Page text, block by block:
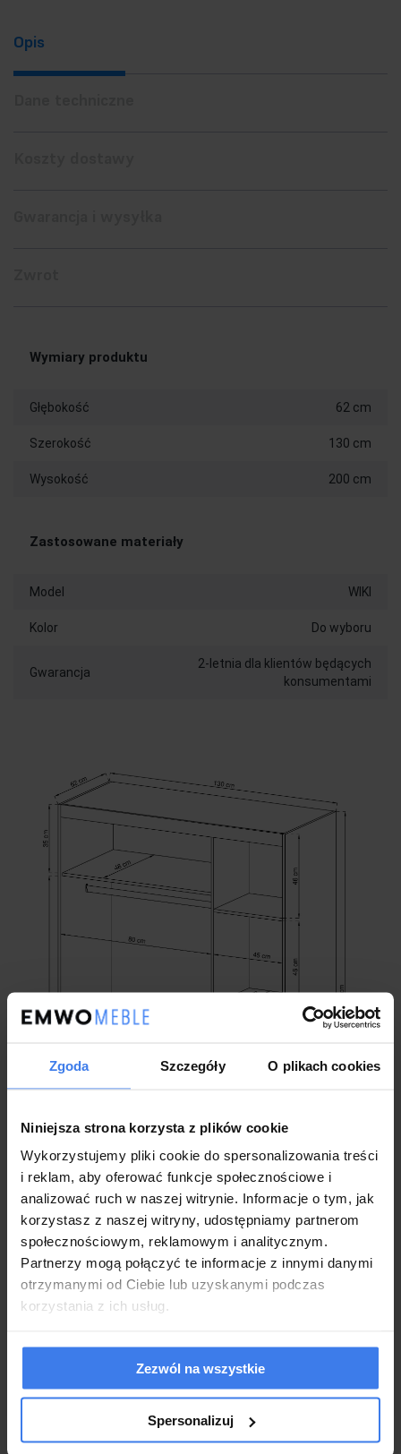
Zgoda Szczegóły O plikach cookies
Niniejsza strona korzysta z plików cookie
Wykorzystujemy pliki cookie do spersonalizowania treści
i reklam, aby oferować funkcje społecznościowe i
analizować ruch w naszej witrynie. Informacje o tym, jak
korzystasz z naszej witryny, udostępniamy partnerom
społecznościowym, reklamowym i analitycznym.
Partnerzy mogą połączyć te informacje z innymi danymi
otrzymanymi od Ciebie lub uzyskanymi podczas
korzystania z ich usług.
Zezwól na wszystkie
Spersonalizuj
Opis
Wymiary produktu
Głębokość 62 cm
Szerokość 130 cm
Wysokość 200 cm
Zastosowane materiały
Model WIKI
Kolor Do wyboru
Gwarancja
2-letnia dla klientów będących
konsumentami
Wykonanie
Model: WIKI
Wymiary szczegółowe: Na zdjęciu poniżej
Szafa przesuwna
Prowadnice drzwi wykonane z aluminium
Wykończenie obrzeżem ABS
Idealnie sprawdzi się w nowoczesnych wnętrzach